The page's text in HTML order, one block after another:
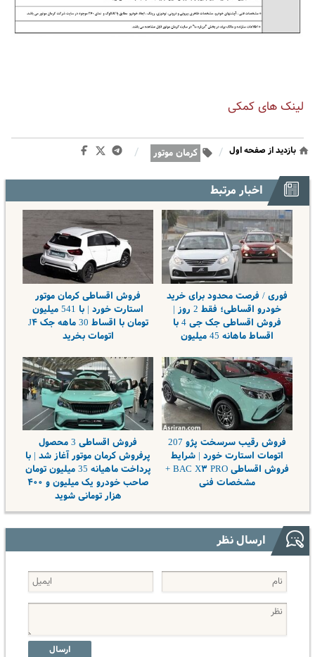
لینک های کمکی
بازدید از صفحه اول / کرمان موتور /
اخبار مرتبط
فوری / فرصت محدود برای خرید
خودرو اقساطی؛ فقط 2 روز |
فروش اقساطی جک جی 4 با
اقساط ماهانه 45 میلیون
فروش اقساطی کرمان موتور
استارت خورد | با 541 میلیون
تومان با اقساط 30 ماهه جک J۴
اتومات بخرید
فروش رقیب سرسخت پژو 207
اتومات استارت خورد | شرایط
فروش اقساطی BAC X۳ PRO +
مشخصات فنی
فروش اقساطی 3 محصول
پرفروش کرمان موتور آغاز شد | با
پرداخت ماهیانه 35 میلیون تومان
صاحب خودرو یک میلیون و ۴۰۰
هزار تومانی شوید
ارسال نظر
ارسال